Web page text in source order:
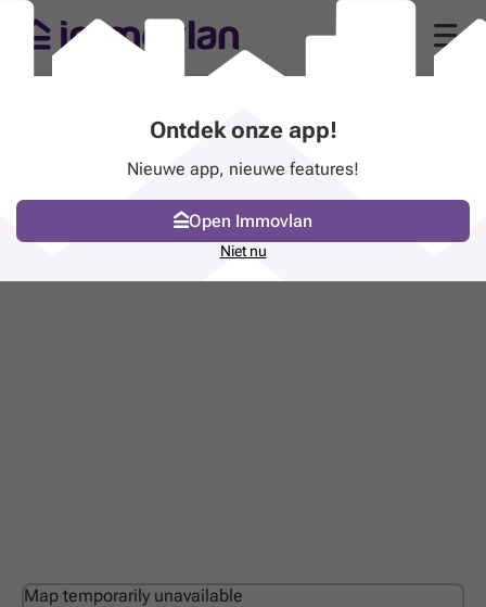
Map temporarily unavailable
Ontdek onze app!
Nieuwe app, nieuwe features!
Open Immovlan
Niet nu